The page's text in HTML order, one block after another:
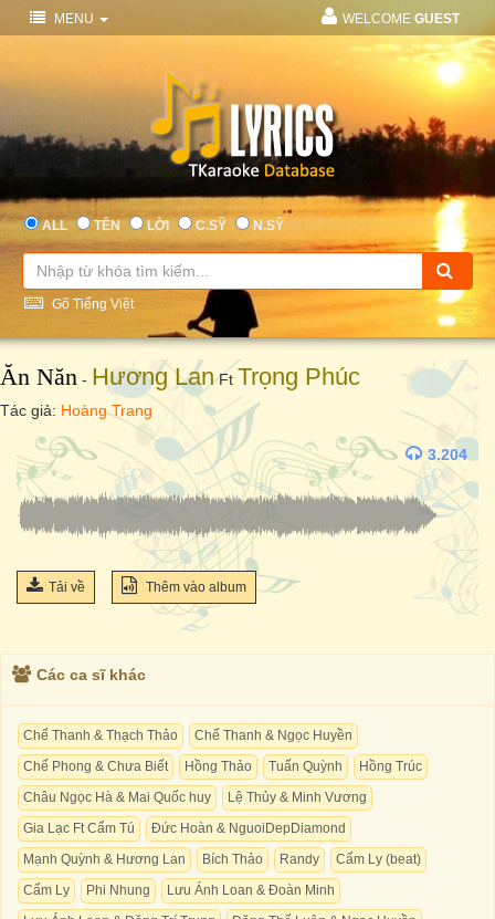
MENU WELCOME GUEST
ALL TÊN LỜI C.SỸ N.SỸ
Gõ Tiếng Việt
Ăn Năn - Hương LanFt Trọng Phúc
Tác giả: Hoàng Trang
3.204
Tải về Thêm vào album
Các ca sĩ khác
Chế Thanh & Thạch Thảo
Chế Thanh & Ngọc Huyền
Chế Phong & Chưa Biết
Hồng Thảo Tuấn Quỳnh
Hồng Trúc
Châu Ngọc Hà & Mai Quốc huy
Lệ Thủy & Minh Vương
Gia Lạc Ft Cẩm Tú
Đức Hoàn & NguoiDepDiamond
Mạnh Quỳnh & Hương Lan
Bích Thảo Randy
Cẩm Ly (beat)
Cẩm Ly
Phi Nhung
Lưu Ánh Loan & Đoàn Minh